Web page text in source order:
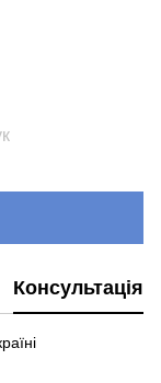
Консультація